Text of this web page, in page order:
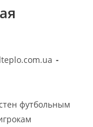
футбольным